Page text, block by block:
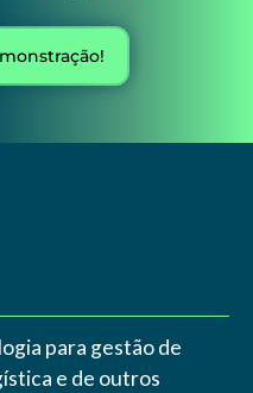
para gestão de
e de outros